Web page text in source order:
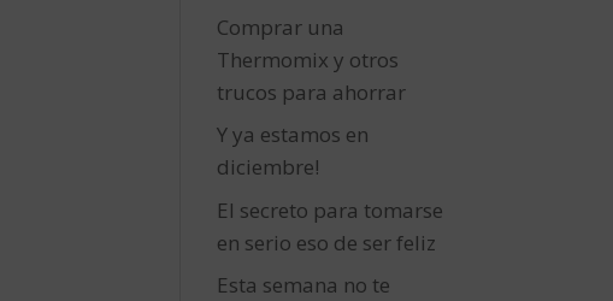
Comprar una
Thermomix y otros
trucos para ahorrar
Y ya estamos en
diciembre!
El secreto para tomarse
en serio eso de ser feliz
Esta semana no te